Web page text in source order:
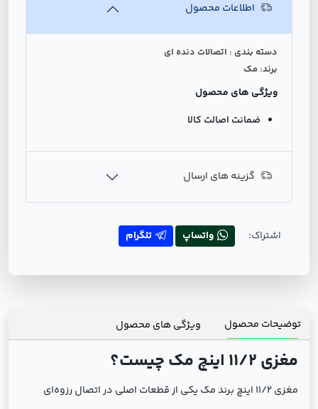
اطلاعات محصول
دسته بندی : اتصالات دنده ای
برند: مک
ویژگی های محصول
ضمانت اصالت کالا
گزینه های ارسال
اشتراک: واتساپ تلگرام
توضیحات محصول ویژگی های محصول
مغزی ۱۱/۲ اینچ مک چیست؟
مغزی ۱۱/۲ اینچ برند مک یکی از قطعات اصلی در اتصال رزوه‌ای